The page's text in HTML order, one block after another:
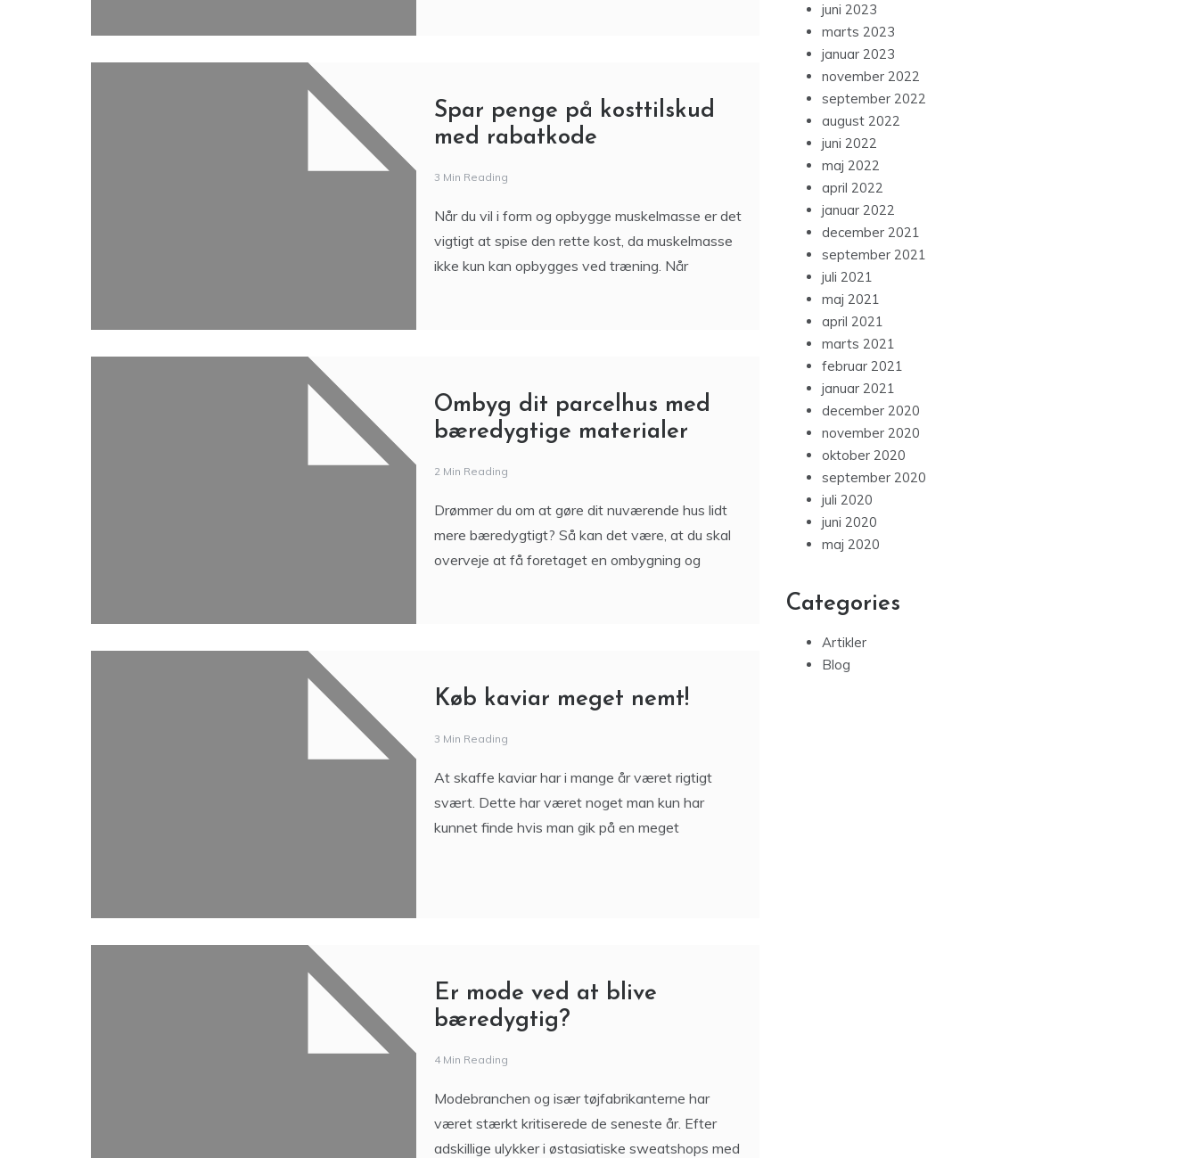
Spar penge på kosttilskud
med rabatkode
3 Min Reading
Når du vil i form og opbygge muskelmasse er det
vigtigt at spise den rette kost, da muskelmasse
ikke kun kan opbygges ved træning. Når
Ombyg dit parcelhus med
bæredygtige materialer
2 Min Reading
Drømmer du om at gøre dit nuværende hus lidt
mere bæredygtigt? Så kan det være, at du skal
overveje at få foretaget en ombygning og
Køb kaviar meget nemt!
3 Min Reading
At skaffe kaviar har i mange år været rigtigt
svært. Dette har været noget man kun har
kunnet finde hvis man gik på en meget
Er mode ved at blive
bæredygtig?
4 Min Reading
Modebranchen og især tøjfabrikanterne har
været stærkt kritiserede de seneste år. Efter
adskillige ulykker i østasiatiske sweatshops med
juni 2023
marts 2023
januar 2023
november 2022
september 2022
august 2022
juni 2022
maj 2022
april 2022
januar 2022
december 2021
september 2021
juli 2021
maj 2021
april 2021
marts 2021
februar 2021
januar 2021
december 2020
november 2020
oktober 2020
september 2020
juli 2020
juni 2020
maj 2020
Categories
Artikler
Blog